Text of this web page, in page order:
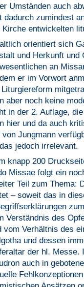
Umständen auch
dadurch zumindest
Kirche entwickelten
orientiert sich
und Herkunft und
an
er im Vorwort
aber noch keine
in der 2. Auflage,
hier und da auch
von Jungmann
jedoch irrelevant.
knapp 200
Missae folgt ein
Teil zum Thema:
– soweit das in
Verständnis des
vom Verhältnis des
und dessen
der hl. Messe.
auch in